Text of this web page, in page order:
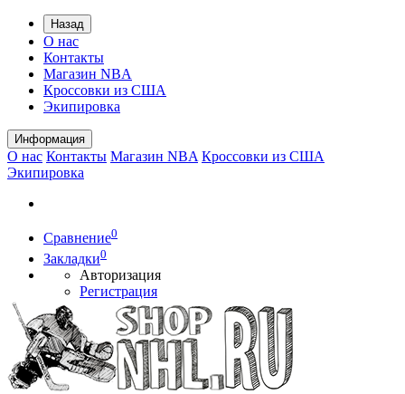
Назад
О нас
Контакты
Магазин NBA
Кроссовки из США
Экипировка
Информация
О нас Контакты Магазин NBA Кроссовки из США
Экипировка
Сравнение0
Закладки0
Авторизация
Регистрация